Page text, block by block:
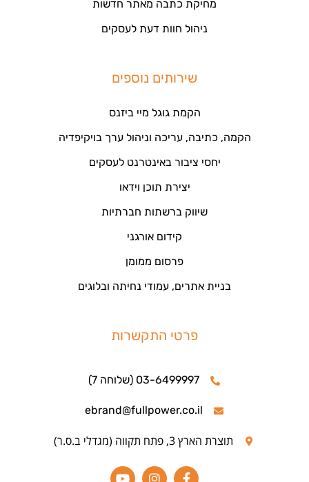
מחיקת כתבה מאתר חדשות
ניהול חוות דעת לעסקים
שירותים נוספים
הקמת גוגל מיי ביזנס
הקמה, כתיבה, עריכה וניהול ערך בויקיפדיה
יחסי ציבור באינטרנט לעסקים
יצירת תוכן וידאו
שיווק ברשתות חברתיות
קידום אורגני
פרסום ממומן
בניית אתרים, עמודי נחיתה ובלוגים
פרטי התקשרות
03-6499997 (שלוחה 7)
ebrand@fullpower.co.il
תוצרת הארץ 3, פתח תקווה (מגדלי ב.ס.ר)